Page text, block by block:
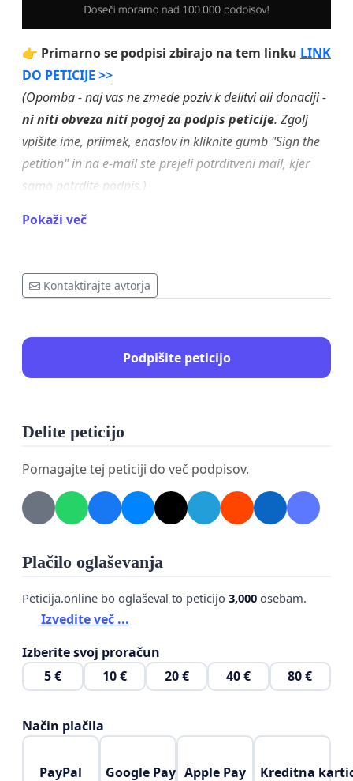
👉 Primarno se podpisi zbirajo na tem linku LINK
DO PETICIJE >>
(Opomba - naj vas ne zmede poziv k delitvi ali donaciji -
ni niti obveza niti pogoj za podpis peticije. Zgolj
vpišite ime, priimek, enaslov in kliknite gumb "Sign the
petition" in na e-mail ste prejeli potrditveni mail, kjer
samo potrdite podpis.)
👉 OPOMBA -
- tu jo objavljamo, v kolikor NISTE PREPRIČANI, da je
-----
znanci, sorodniki(na družbenih medijih in po e-
pošti).
šteje!
👉 Slovenija je SUVERENA DRŽAVA!
Suverenost je oblast, ki NAD SABO NIMA
ZATO - NIČ IN NIHČE NE MORE BITI NAD USTAVO
letnega sporazuma s WHO, ki sta jo že podpisala g.
Pokaži več
Kontaktirajte avtorja
Podpišite peticijo
Delite peticijo
Pomagajte tej peticiji do več podpisov.
Plačilo oglaševanja
Peticija.online bo oglaševal to peticijo 3,000 osebam.
Izvedite več ...
Izberite svoj proračun
5 €
10 € 20 € 40 € 80 €
Način plačila
PayPal Google Pay Apple Pay Kreditna